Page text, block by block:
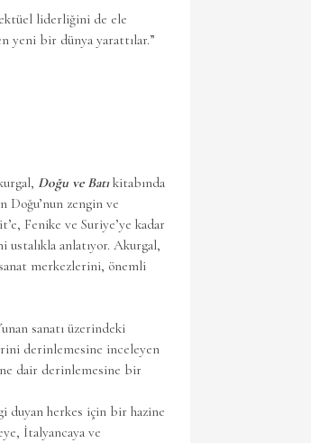
liderliğini de ele
yeni bir dünya yarattılar.”
Doğu ve Batıkitabında
Doğu’nun zengin ve
Fenike ve Suriye’ye kadar
anlatıyor. Akurgal,
merkezlerini, önemli
sanatı üzerindeki
derinlemesine inceleyen
dair derinlemesine bir
duyan herkes için bir hazine
İtalyancaya ve